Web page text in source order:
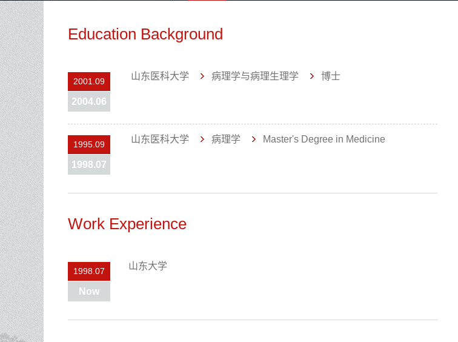
Education Background
2001.09
2004.06
山东医科大学 病理学与病理生理学 博士
1995.09
1998.07
山东医科大学 病理学 Master's Degree in Medicine
Work Experience
1998.07
Now
山东大学